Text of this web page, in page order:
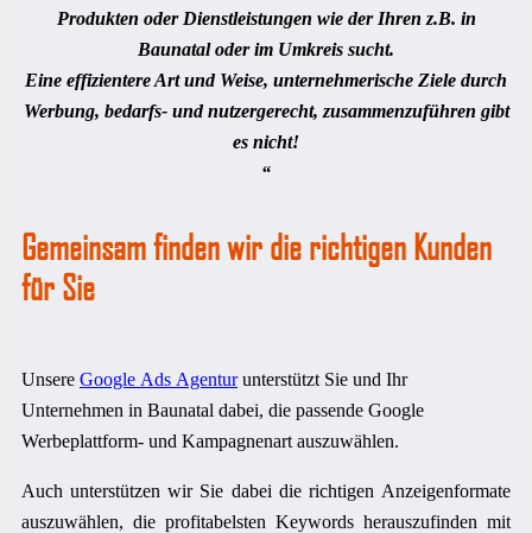
Produkten oder Dienstleistungen wie der Ihren z.B. in
Baunatal oder im Umkreis sucht.
Eine effizientere Art und Weise, unternehmerische Ziele durch
Werbung, bedarfs- und nutzergerecht, zusammenzuführen gibt
es nicht!
“
Gemeinsam finden wir die richtigen Kunden
für Sie
Unsere Google Ads Agenturunterstützt Sie und Ihr
Unternehmen in Baunatal dabei, die passende Google
Werbeplattform- und Kampagnenart auszuwählen.
Auch unterstützen wir Sie dabei die richtigen Anzeigenformate
auszuwählen, die profitabelsten Keywords herauszufinden mit